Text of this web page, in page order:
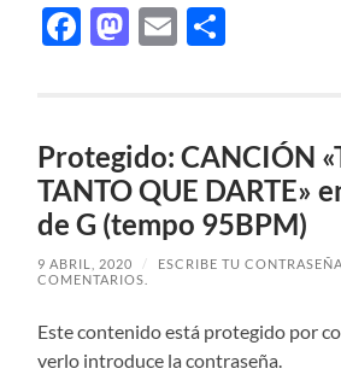
Facebook
Mastodon
Email
Protegido: CANCIÓN
TANTO QUE DARTE»
de G (tempo 95BPM)
9 ABRIL, 2020 /
ESCRIBE TU
COMENTARIOS.
Este contenido está protegido por
verlo introduce la contraseña.